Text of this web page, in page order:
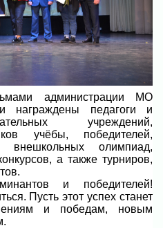
администрации МО
награждены педагоги и
учреждений,
учёбы, победителей,
олимпиад,
а также турниров,
и победителей!
Пусть этот успех станет
и победам, новым